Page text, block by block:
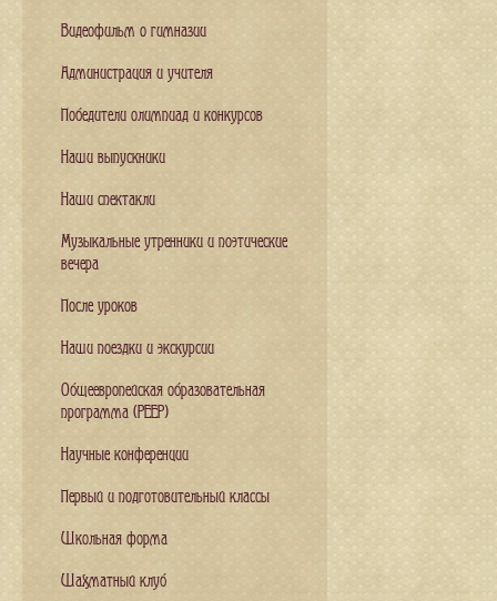
Видеофильм о гимназии
Администрация и учителя
Победители олимпиад и конкурсов
Наши выпускники
Наши спектакли
Музыкальные утренники и поэтические
вечера
После уроков
Наши поездки и экскурсии
Общеевропейская образовательная
программа (PEEP)
Научные конференции
Первый и подготовительный классы
Школьная форма
Шахматный клуб